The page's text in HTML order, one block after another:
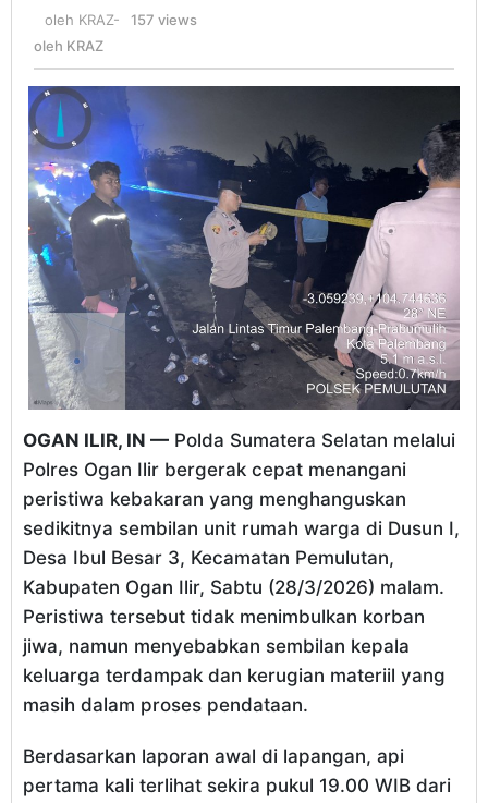
oleh KRAZ-
157 views
oleh KRAZ
OGAN ILIR, IN — Polda Sumatera Selatan melalui
Polres Ogan Ilir bergerak cepat menangani
peristiwa kebakaran yang menghanguskan
sedikitnya sembilan unit rumah warga di Dusun I,
Desa Ibul Besar 3, Kecamatan Pemulutan,
Kabupaten Ogan Ilir, Sabtu (28/3/2026) malam.
Peristiwa tersebut tidak menimbulkan korban
jiwa, namun menyebabkan sembilan kepala
keluarga terdampak dan kerugian materiil yang
masih dalam proses pendataan.
Berdasarkan laporan awal di lapangan, api
pertama kali terlihat sekira pukul 19.00 WIB dari